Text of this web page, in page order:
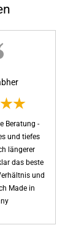
Beratung -
und tiefes
längerer
das beste
und
Made in